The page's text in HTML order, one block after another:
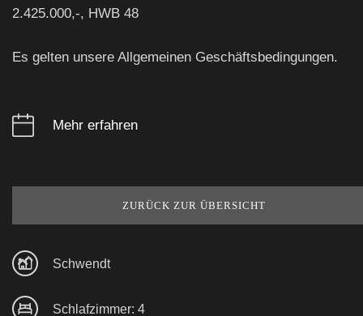
2.425.000,-, HWB 48
Es gelten unsere Allgemeinen Geschäftsbedingungen.
Mehr erfahren
ZURÜCK ZUR ÜBERSICHT
Schwendt
Schlafzimmer: 4